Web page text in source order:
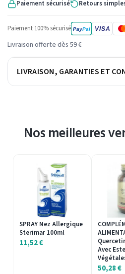
Paiement sécurisé
Retours
Paiement 100% sécurisé PayPal VISA
Livraison offerte dès 59 €
LIVRAISON, GARANTIES ET
Nos meilleures
SPRAY Nez Allergique
Sterimar 100ml
11,52€
Avec
50,28€